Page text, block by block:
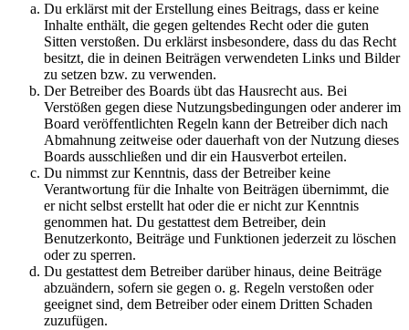
Du erklärst mit der Erstellung eines Beitrags, dass er keine
Inhalte enthält, die gegen geltendes Recht oder die guten
Sitten verstoßen. Du erklärst insbesondere, dass du das Recht
besitzt, die in deinen Beiträgen verwendeten Links und Bilder
zu setzen bzw. zu verwenden.
Der Betreiber des Boards übt das Hausrecht aus. Bei
Verstößen gegen diese Nutzungsbedingungen oder anderer im
Board veröffentlichten Regeln kann der Betreiber dich nach
Abmahnung zeitweise oder dauerhaft von der Nutzung dieses
Boards ausschließen und dir ein Hausverbot erteilen.
Du nimmst zur Kenntnis, dass der Betreiber keine
Verantwortung für die Inhalte von Beiträgen übernimmt, die
er nicht selbst erstellt hat oder die er nicht zur Kenntnis
genommen hat. Du gestattest dem Betreiber, dein
Benutzerkonto, Beiträge und Funktionen jederzeit zu löschen
oder zu sperren.
Du gestattest dem Betreiber darüber hinaus, deine Beiträge
abzuändern, sofern sie gegen o. g. Regeln verstoßen oder
geeignet sind, dem Betreiber oder einem Dritten Schaden
zuzufügen.